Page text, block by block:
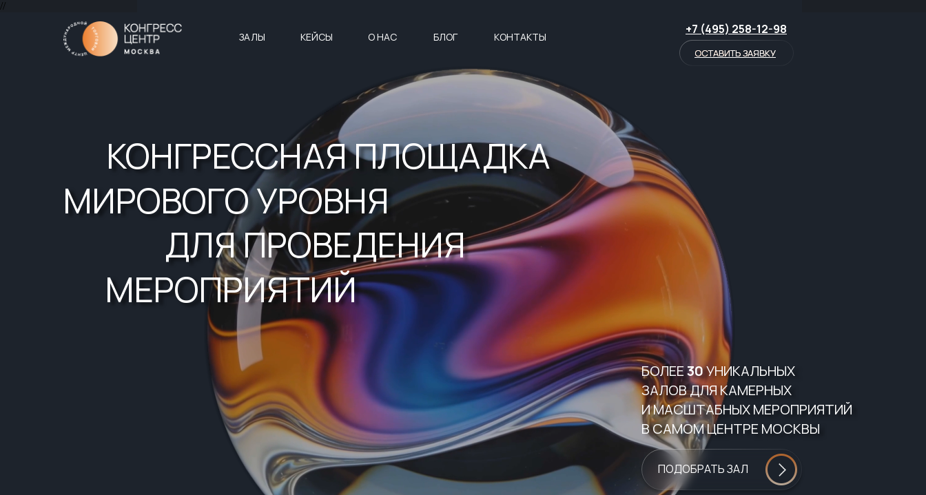
//
МИРОВОГО УРОВНЯ
ДЛЯ ПРОВЕДЕНИЯ
МЕРОПРИЯТИЙ
БОЛЕЕ30УНИКАЛЬНЫХ
ЗАЛОВ ДЛЯ КАМЕРНЫХ
И МАСШТАБНЫХ МЕРОПРИЯТИЙ
В САМОМ ЦЕНТРЕ МОСКВЫ
КОНГРЕССНАЯ ПЛОЩАДКА
ПОДОБРАТЬ ЗАЛ
КОНТАКТЫ
ЗАЛЫ КЕЙСЫ +7 (495) 258-12-98
БЛОГ
О НАС
ОСТАВИТЬ ЗАЯВКУ
ОСТАВИТЬ ЗАЯВКУ